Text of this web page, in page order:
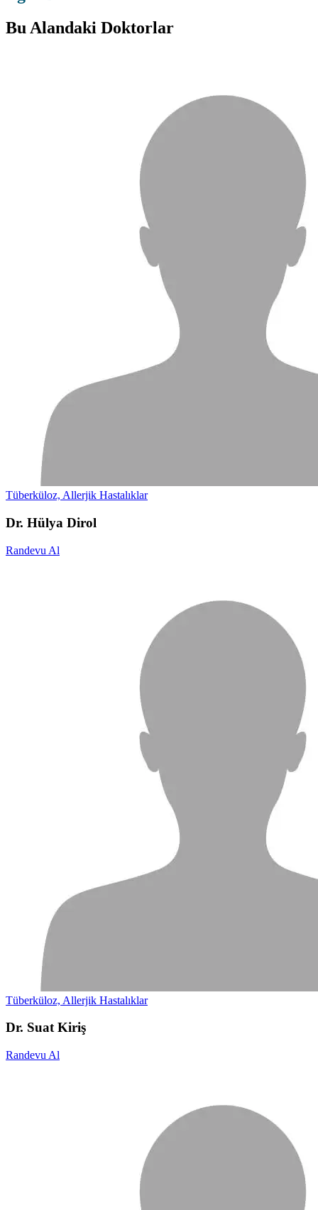
Bu Alandaki Doktorlar
Tüberküloz, Allerjik Hastalıklar
Dr. Hülya Dirol
Randevu Al
Tüberküloz, Allerjik Hastalıklar
Dr. Suat Kiriş
Randevu Al